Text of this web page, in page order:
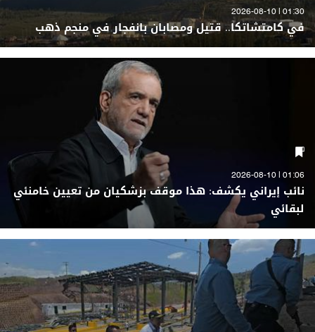
01:30 | 2026-08-10
في كامتشاتكا.. قتيل ومصابان بانفجار في منجم ذهب
01:06 | 2026-08-10
نائب إيراني يكشف: هذا موقف بزشكيان من تعيين خامنئي
لبقائي